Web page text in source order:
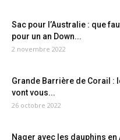
Sac pour l’Australie : que
pour un an Down...
2 novembre 2022
Grande Barrière de Corail :
vont vous...
26 octobre 2022
Nager avec les dauphins en